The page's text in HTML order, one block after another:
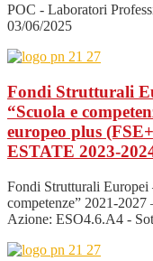
POC - Laboratori
03/06/2025
Fondi Strutturali
“Scuola e
europeo plus
ESTATE 2023-
Fondi Strutturali Europei
competenze” 2021-
Azione: ESO4.6.A4 -